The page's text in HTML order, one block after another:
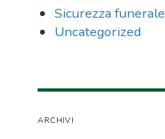
Sicurezza funerale
Uncategorized
ARCHIVI